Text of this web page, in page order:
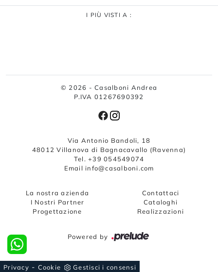
I PIÙ VISTI A :
© 2026 - Casalboni Andrea
P.IVA 01267690392
Via Antonio Bandoli, 18
48012 Villanova di Bagnacavallo (Ravenna)
Tel. +39 054549074
Email info@casalboni.com
La nostra azienda
I Nostri Partner
Progettazione
Contattaci
Cataloghi
Realizzazioni
Powered by
Privacy - Cookie Gestisci i consensi